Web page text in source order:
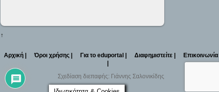
↑
Αρχική | Όροι χρήσης | Για το eduportal | Διαφημιστείτε |
Επικοινωνία
Σχεδίαση διεπαφής: Γιάννης Σαλονικίδης